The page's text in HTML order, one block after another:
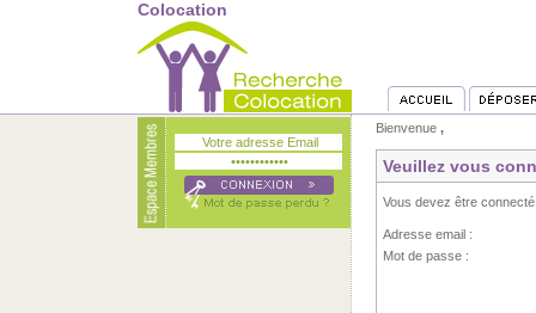
Colocation
Bienvenue ,
Veuillez vous
Vous devez être
Adresse email :
Mot de passe :